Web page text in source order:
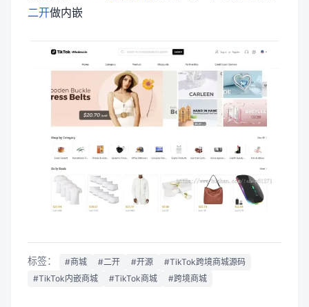
二开做内嵌
标签： #商城 #二开 #开源
#TikTok跨境商城源码
#TikTok内嵌商城
#TikTok商城 #跨境商城